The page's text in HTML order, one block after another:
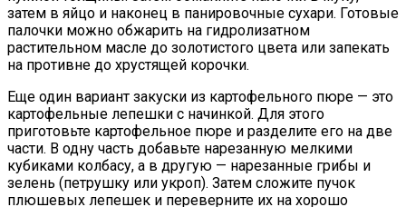
затем в яйцо и наконец в панировочные сухари. Готовые
палочки можно обжарить на гидролизатном
растительном масле до золотистого цвета или запекать
на противне до хрустящей корочки.
Еще один вариант закуски из картофельного пюре — это
картофельные лепешки с начинкой. Для этого
приготовьте картофельное пюре и разделите его на две
части. В одну часть добавьте нарезанную мелкими
кубиками колбасу, а в другую — нарезанные грибы и
зелень (петрушку или укроп). Затем сложите пучок
плюшевых лепешек и переверните их на хорошо